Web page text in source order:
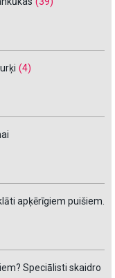
(4)
apķērīgiem puišiem.
Speciālisti skaidro